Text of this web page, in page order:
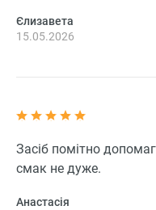
Єлизавета
15.05.2026
Засіб помітно
смак не дуже.
Анастасія